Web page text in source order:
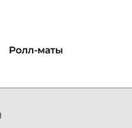
Ролл-маты